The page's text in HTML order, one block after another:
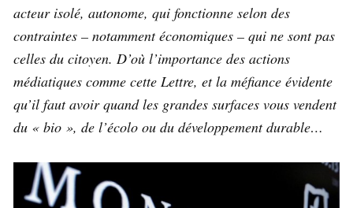
acteur isolé, autonome, qui fonctionne selon des
contraintes – notamment économiques – qui ne sont pas
celles du citoyen. D’où l’importance des actions
médiatiques comme cette Lettre, et la méfiance évidente
qu’il faut avoir quand les grandes surfaces vous vendent
du « bio », de l’écolo ou du développement durable…